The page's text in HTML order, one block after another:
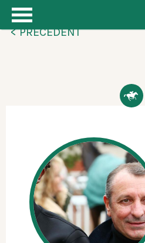
< PRÉCÉDENT